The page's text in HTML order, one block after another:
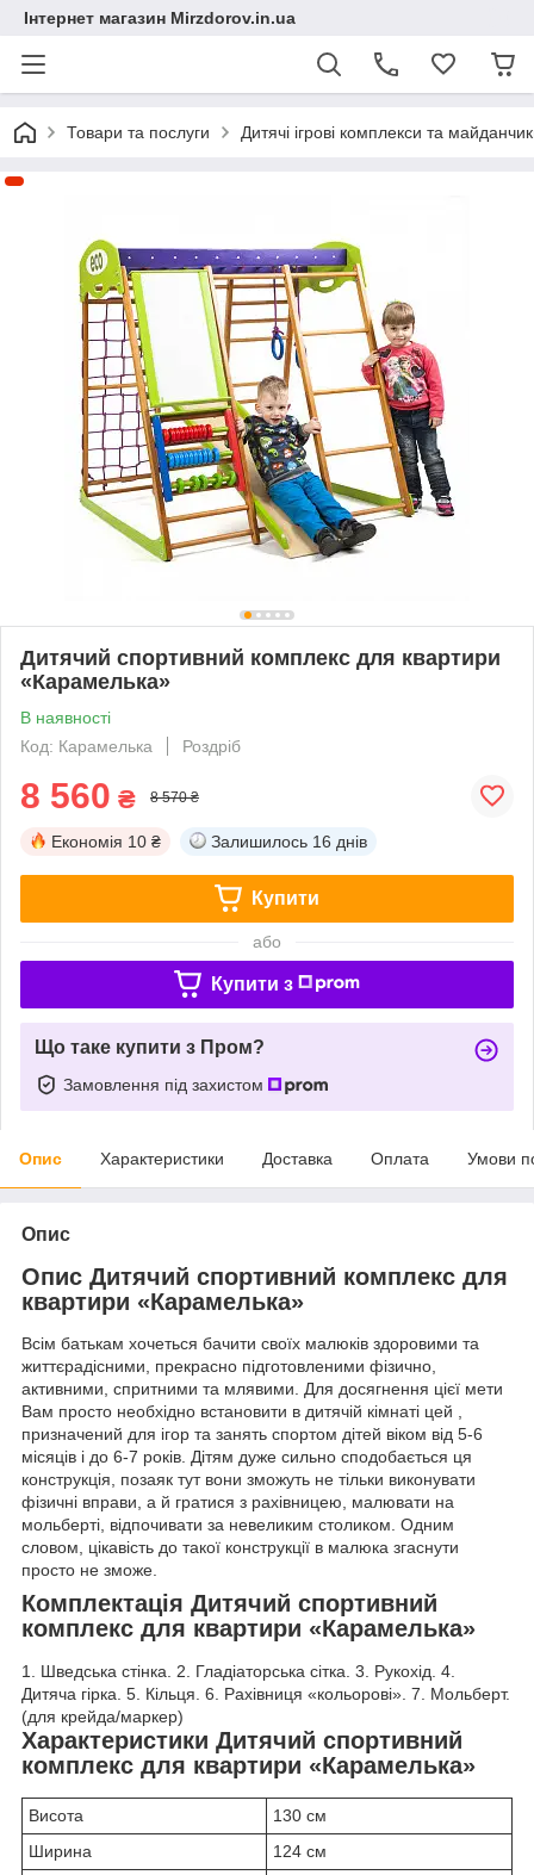
Інтернет магазин Mirzdorov.in.ua
Товари та послуги Дитячі ігрові комплекси та
Дитячий спортивний комплекс для квартири
«Карамелька»
В наявності
Код: Карамелька
Роздріб
8 560 ₴ 8 570 ₴
Економія 10 ₴ Залишилось 16 днів
Купити
або
Купити з
Що таке купити з Пром?
Замовлення під захистом
Опис Характеристики Доставка Оплата Умови
Опис
Опис Дитячий спортивний комплекс для
квартири «Карамелька»
Всім батькам хочеться бачити своїх малюків здоровими та
життєрадісними, прекрасно підготовленими фізично,
активними, спритними та млявими. Для досягнення цієї мети
Вам просто необхідно встановити в дитячій кімнаті цей ,
призначений для ігор та занять спортом дітей віком від 5-6
місяців і до 6-7 років. Дітям дуже сильно сподобається ця
конструкція, позаяк тут вони зможуть не тільки виконувати
фізичні вправи, а й гратися з рахівницею, малювати на
мольберті, відпочивати за невеликим столиком. Одним
словом, цікавість до такої конструкції в малюка згаснути
просто не зможе.
Комплектація Дитячий спортивний
комплекс для квартири «Карамелька»
1. Шведська стінка. 2. Гладіаторська сітка. 3. Рукохід. 4.
Дитяча гірка. 5. Кільця. 6. Рахівниця «кольорові». 7. Мольберт.
(для крейда/маркер)
Характеристики Дитячий спортивний
комплекс для квартири «Карамелька»
Висота
130 см
Ширина
124 см